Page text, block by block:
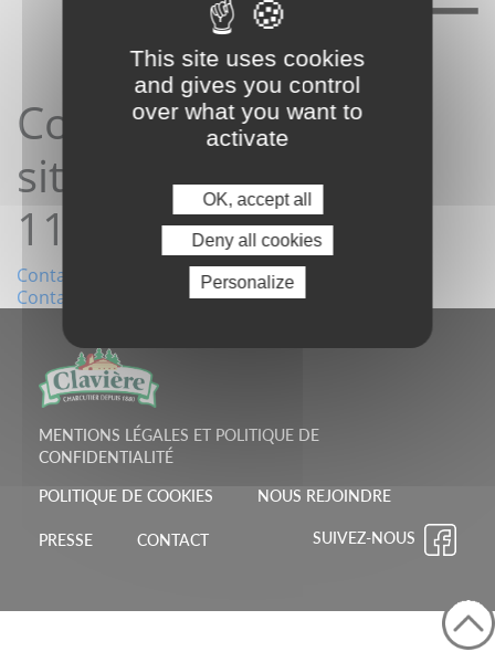
Contact depuis le
site19/09/2023
11:53:09
Navigation
l’article
Contact depuis le site31/08/2023 11:38:31
Contact depuis le site01/10/2023 09:48:40
MENTIONS LÉGALES ET POLITIQUE DE
CONFIDENTIALITÉ
POLITIQUE DE COOKIES NOUS REJOINDRE
PRESSE CONTACT SUIVEZ-NOUS
This site uses cookies
and gives you control
over what you want to
activate
OK, accept all
Deny all cookies
Personalize